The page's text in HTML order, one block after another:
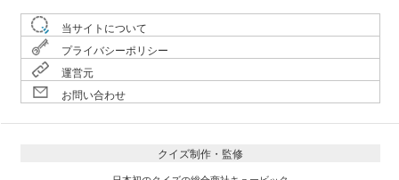
当サイトについて
プライバシーポリシー
運営元
お問い合わせ
クイズ制作・監修